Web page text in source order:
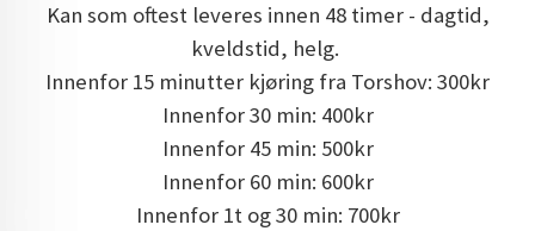
Kan som oftest leveres innen 48 timer - dagtid,
kveldstid, helg.
Innenfor 15 minutter kjøring fra Torshov: 300kr
Innenfor 30 min: 400kr
Innenfor 45 min: 500kr
Innenfor 60 min: 600kr
Innenfor 1t og 30 min: 700kr